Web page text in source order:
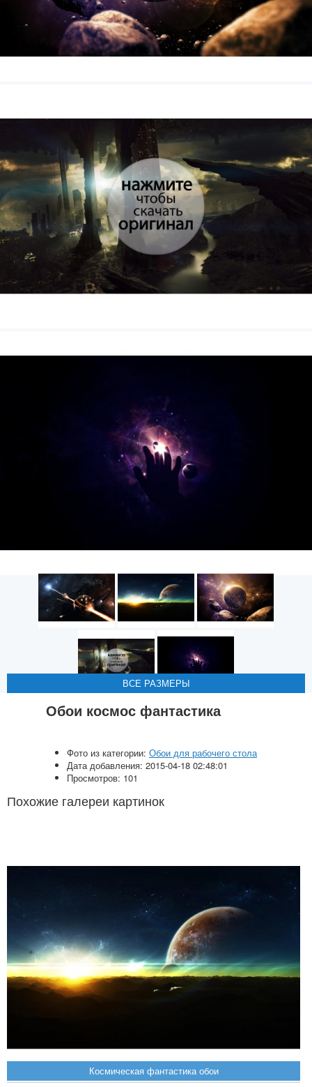
ВСЕ РАЗМЕРЫ
ВСЕ РАЗМЕРЫ
ВСЕ РАЗМЕРЫ
ВСЕ РАЗМЕРЫ
ВСЕ РАЗМЕРЫ
Обои космос фантастика
Фото из категории: Обои для рабочего стола
Дата добавления: 2015-04-18 02:48:01
Просмотров: 101
Похожие галереи картинок
Космическая фантастика обои